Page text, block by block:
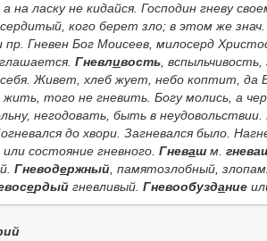
на ласку не кидайся. Господин гневу
кого берет зло; в этом же
пр. Гневен Бог Моисеев, милосерд
Гневливость, вспыльчивость,
Живет, хлеб жует, небо коптит, да
того не гневить. Богу молись, а
негодовать, быть в неудовольствии.
до хвори. Загневался было.
состояние гневного. Гневаш м.
. Гневодержный, памятозлобный,
ердый гневливый. Гневообуздание